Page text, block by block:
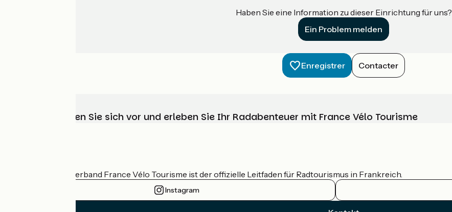
Haben Sie eine Information zu dieser Einrichtung für uns?
Ein Problem melden
Enregistrer Contacter
Wählen, bereiten Sie sich vor und erleben Sie Ihr Radabenteuer mit France Vélo Tourisme
Der nationale Verband France Vélo Tourisme ist der offizielle Leitfaden für Radtourismus in Frankreich.
Instagram